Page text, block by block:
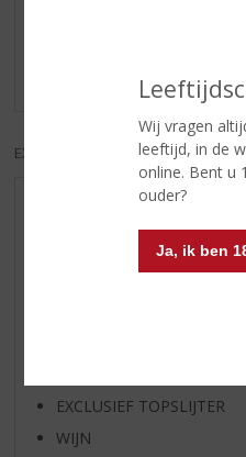
Wij vragen
leeftijd, in de
online. Bent u
ouder?
Ja, ik ben
Er zijn nog geen reviews
EXCL. BTW INCL. BTW
WIJN VAN DE MAAND
WHISKY VAN DE MAAND
EXCLUSIEF TOPSLIJTER
WIJN